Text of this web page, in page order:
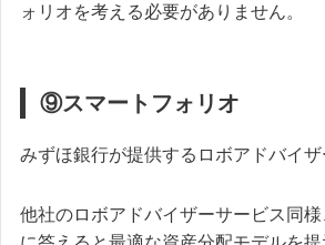
ォリオを考える必要がありません。
⑨スマートフォリオ
みずほ銀行が提供するロボアドバイザ
他社のロボアドバイザーサービス同